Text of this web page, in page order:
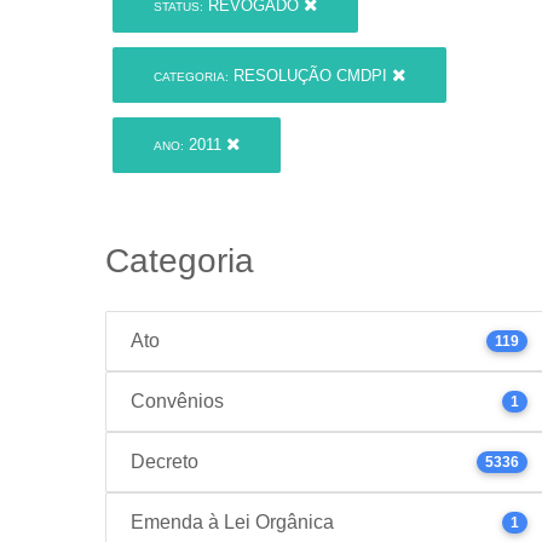
STATUS: REVOGADO
CATEGORIA: RESOLUÇÃO CMDPI
ANO: 2011
Categoria
Ato 119
Convênios 1
Decreto 5336
Emenda à Lei Orgânica 1